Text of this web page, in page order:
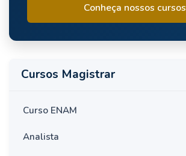
Conheça nossos cursos
Cursos Magistrar
Curso ENAM
Analista